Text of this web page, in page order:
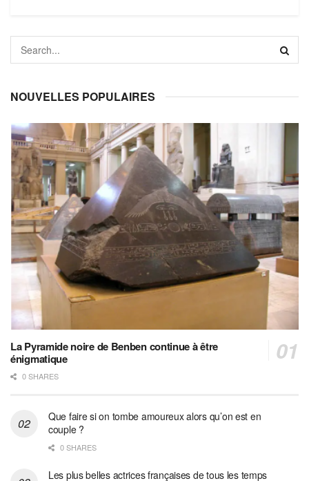
NOUVELLES POPULAIRES
La Pyramide noire de Benben continue à être
énigmatique
0 SHARES
Que faire si on tombe amoureux alors qu’on est en
couple ?
0 SHARES
Les plus belles actrices françaises de tous les temps